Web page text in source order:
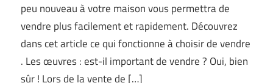
peu nouveau à votre maison vous permettra de
vendre plus facilement et rapidement. Découvrez
dans cet article ce qui fonctionne à choisir de vendre
. Les œuvres : est-il important de vendre ? Oui, bien
sûr ! Lors de la vente de […]